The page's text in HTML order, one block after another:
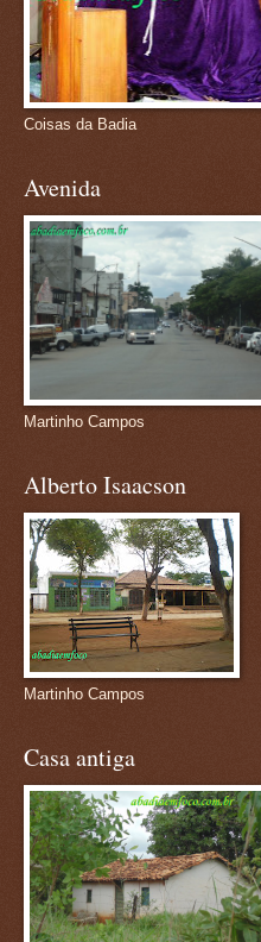
Coisas da Badia
Avenida
Martinho Campos
Alberto Isaacson
Martinho Campos
Casa antiga